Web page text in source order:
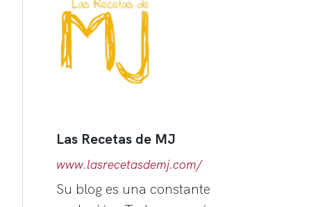
Las Recetas de MJ
www.lasrecetasdemj.com/
Su blog es una constante